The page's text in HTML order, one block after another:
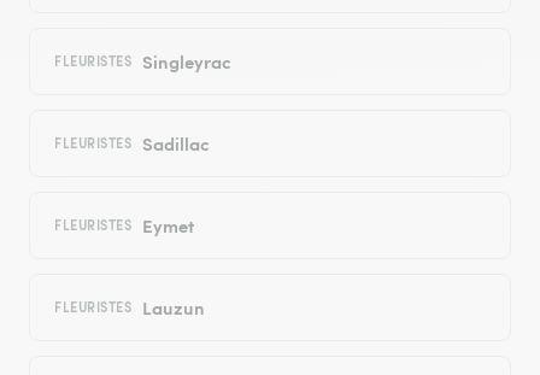
FLEURISTES Singleyrac
FLEURISTES Sadillac
FLEURISTES Eymet
FLEURISTES Lauzun